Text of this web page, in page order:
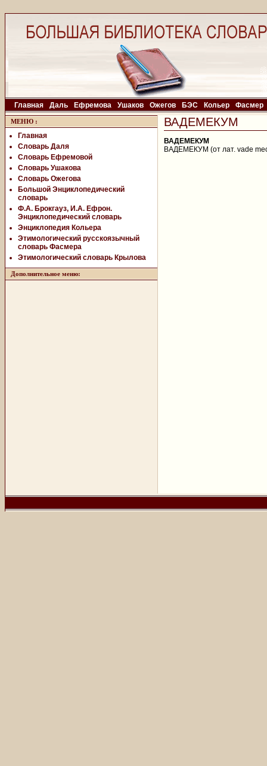
Главная Даль Ефремова Ушаков Ожегов БЭС Кольер Фасмер
МЕНЮ :
Главная
Словарь Даля
Словарь Ефремовой
Словарь Ушакова
Словарь Ожегова
Большой Энциклопедический
словарь
Ф.А. Брокгауз, И.А. Ефрон.
Энциклопедический словарь
Энциклопедия Кольера
Этимологический русскоязычный
словарь Фасмера
Этимологический словарь Крылова
Дополнительное меню:
ВАДЕМЕКУМ
ВАДЕМЕКУМ
ВАДЕМЕКУМ (от лат. vade